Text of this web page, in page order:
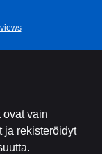
ovat vain
ja rekisteröidyt